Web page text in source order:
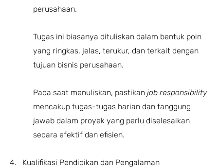
perusahaan.
Tugas ini biasanya dituliskan dalam bentuk poin
yang ringkas, jelas, terukur, dan terkait dengan
tujuan bisnis perusahaan.
Pada saat menuliskan, pastikan job responsibility
mencakup tugas-tugas harian dan tanggung
jawab dalam proyek yang perlu diselesaikan
secara efektif dan efisien.
4. Kualifikasi Pendidikan dan Pengalaman